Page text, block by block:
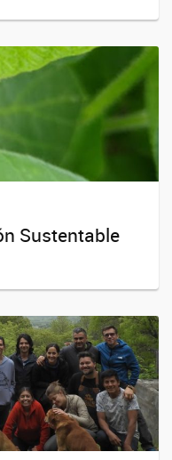
Sustentable